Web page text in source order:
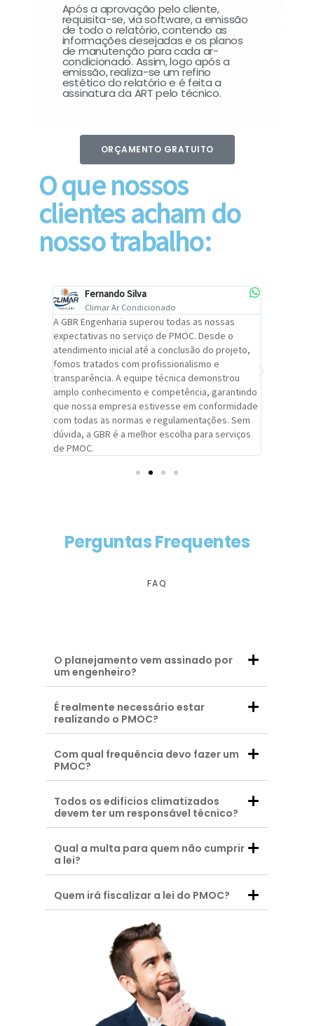
Após a aprovação pelo cliente,
requisita-se, via software, a emissão
de todo o relatório, contendo as
informações desejadas e os planos
de manutenção para cada ar-
condicionado. Assim, logo após a
emissão, realiza-se um refino
estético do relatório e é feita a
assinatura da ART pelo técnico.
ORÇAMENTO GRATUITO
O que nossos
clientes acham do
nosso trabalho:
Fernando Silva
Climar Ar Condicionado
A GBR Engenharia superou todas as nossas
expectativas no serviço de PMOC. Desde o
atendimento inicial até a conclusão do projeto,
fomos tratados com profissionalismo e
transparência. A equipe técnica demonstrou
amplo conhecimento e competência, garantindo
que nossa empresa estivesse em conformidade
com todas as normas e regulamentações. Sem
dúvida, a GBR é a melhor escolha para serviços
de PMOC.
Perguntas Frequentes
FAQ
O planejamento vem assinado por
um engenheiro?
É realmente necessário estar
realizando o PMOC?
Com qual frequência devo fazer um
PMOC?
Todos os edificios climatizados
devem ter um responsável técnico?
Qual a multa para quem não cumprir
a lei?
Quem irá fiscalizar a lei do PMOC?